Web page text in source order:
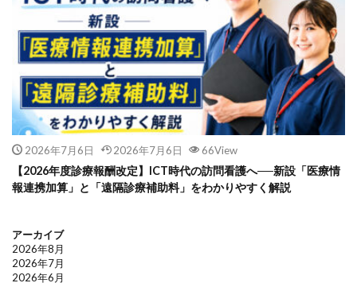
2026年7月6日 2026年7月6日 66View
【2026年度診療報酬改定】ICT時代の訪問看護へ──新設「医療情
報連携加算」と「遠隔診療補助料」をわかりやすく解説
アーカイブ
2026年8月
2026年7月
2026年6月